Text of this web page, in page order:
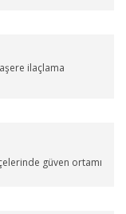
ilaçlama
güven ortamı